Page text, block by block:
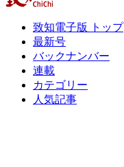
致知電子版 トップ
最新号
バックナンバー
連載
カテゴリー
人気記事